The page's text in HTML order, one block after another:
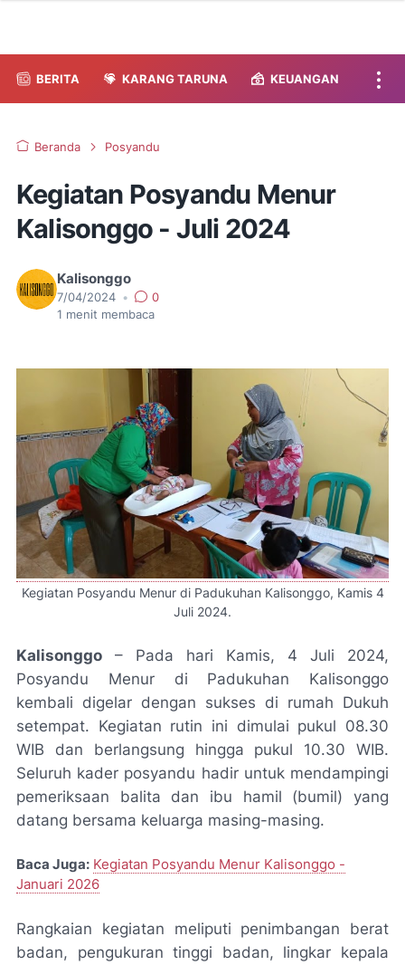
BERITA KARANG TARUNA KEUANGAN
Beranda Posyandu
Kegiatan Posyandu Menur
Kalisonggo - Juli 2024
Kalisonggo
7/04/2024 •
0
1 menit membaca
Kegiatan Posyandu Menur di Padukuhan Kalisonggo, Kamis 4
Juli 2024.
Kalisonggo – Pada hari Kamis, 4 Juli 2024,
Posyandu Menur di Padukuhan Kalisonggo
kembali digelar dengan sukses di rumah Dukuh
setempat. Kegiatan rutin ini dimulai pukul 08.30
WIB dan berlangsung hingga pukul 10.30 WIB.
Seluruh kader posyandu hadir untuk mendampingi
pemeriksaan balita dan ibu hamil (bumil) yang
datang bersama keluarga masing-masing.
Baca Juga: Kegiatan Posyandu Menur Kalisonggo -
Januari 2026
Rangkaian kegiatan meliputi penimbangan berat
badan, pengukuran tinggi badan, lingkar kepala